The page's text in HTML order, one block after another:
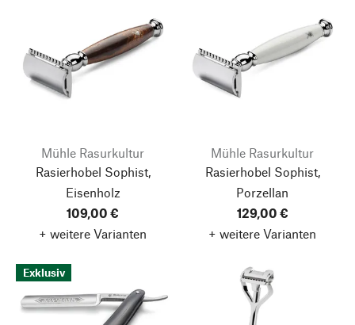
Mühle Rasurkultur
Rasierhobel Sophist,
Eisenholz
109,00 €
+ weitere Varianten
Mühle Rasurkultur
Rasierhobel Sophist,
Porzellan
129,00 €
+ weitere Varianten
Exklusiv